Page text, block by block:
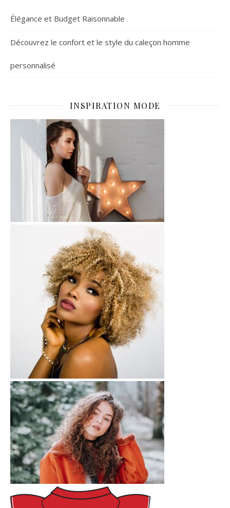
Élégance et Budget Raisonnable
Découvrez le confort et le style du caleçon homme
personnalisé
INSPIRATION MODE